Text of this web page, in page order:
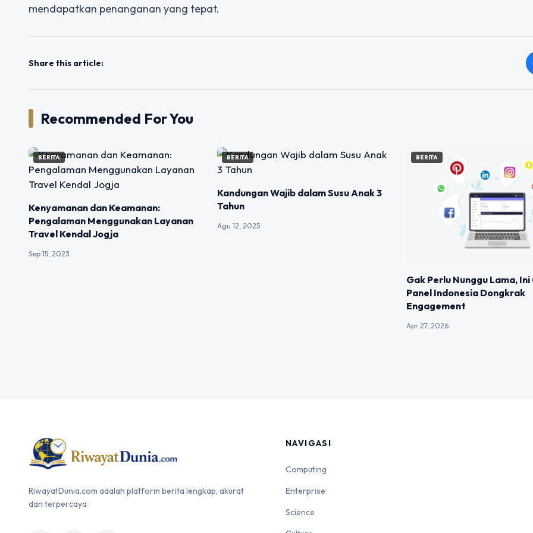
mendapatkan penanganan yang tepat.
Share this article:
Recommended For You
BERITA
Kenyamanan dan Keamanan:
Pengalaman Menggunakan Layanan
Travel Kendal Jogja
Sep 15, 2023
BERITA
Kandungan Wajib dalam Susu Anak 3
Tahun
Agu 12, 2025
BERITA
Gak Perlu Nunggu Lama, Ini
Panel Indonesia Dongkrak
Engagement
Apr 27, 2026
RiwayatDunia.com adalah platform berita lengkap, akurat
dan terpercaya
NAVIGASI
Computing
Enterprise
Science